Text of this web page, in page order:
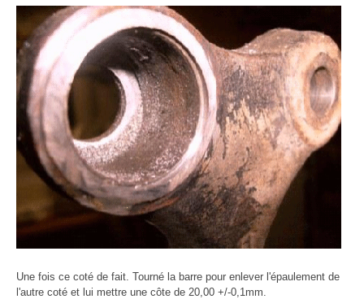
Une fois ce coté de fait. Tourné la barre pour enlever l'épaulement de
l'autre coté et lui mettre une côte de 20,00 +/-0,1mm.